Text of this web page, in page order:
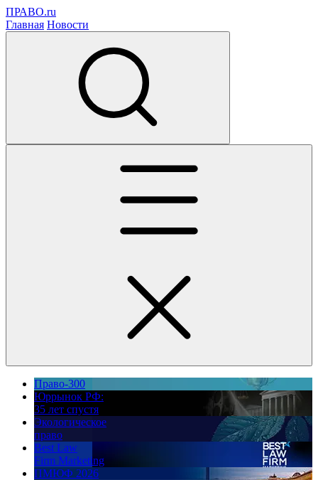
ПРАВО.ru
Главная Новости
Право-300
Юррынок РФ:
35 лет спустя
Экологическое
право
Best Law
Firm Marketing
ПМЮФ 2026